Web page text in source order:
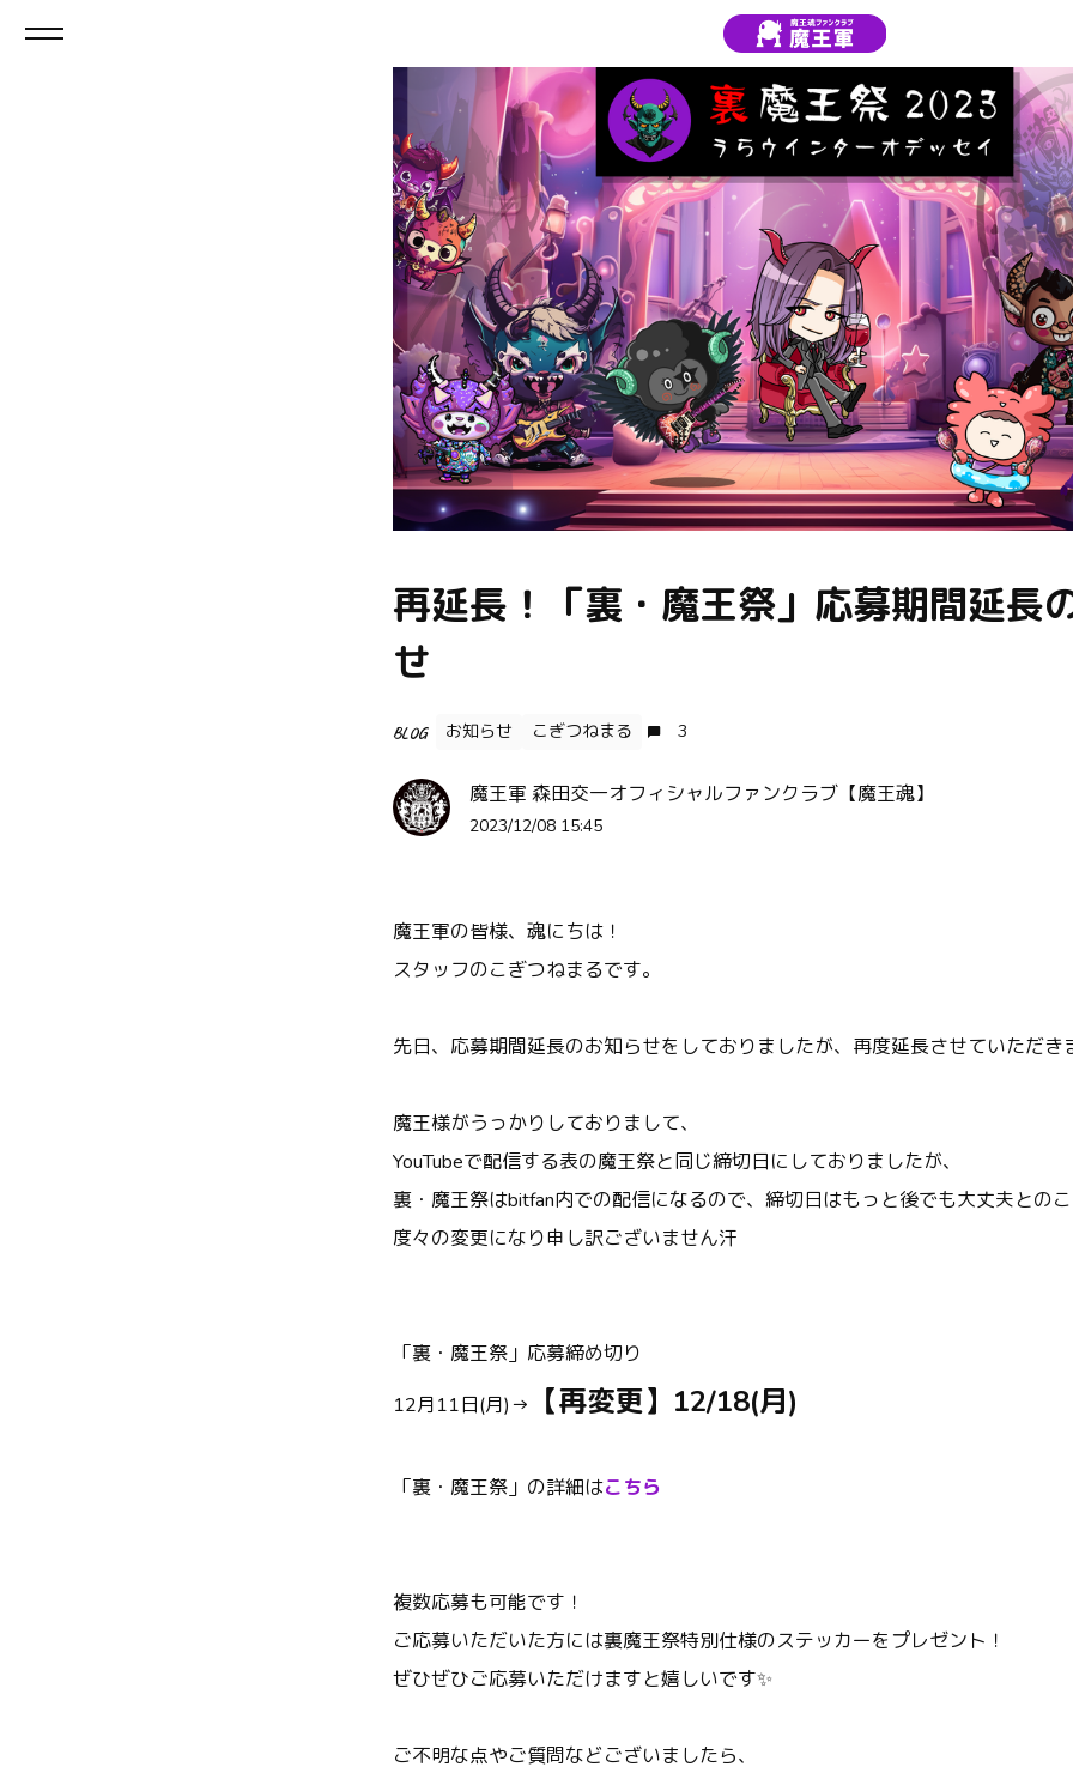
再延長！「裏・魔王祭」応募期間延長
せ
BLOG お知らせ こぎつねまる 3
魔王軍 森田交一オフィシャルファンクラブ【魔王魂】
2023/12/08 15:45
魔王軍の皆様、魂にちは！
スタッフのこぎつねまるです。
先日、応募期間延長のお知らせをしておりましたが、再度延長させていただき
魔王様がうっかりしておりまして、
YouTubeで配信する表の魔王祭と同じ締切日にしておりましたが、
裏・魔王祭はbitfan内での配信になるので、締切日はもっと後でも大丈夫との
度々の変更になり申し訳ございません汗
「裏・魔王祭」応募締め切り
12月11日(月)→
【再変更】12/18(月)
「裏・魔王祭」の詳細はこちら
複数応募も可能です！
ご応募いただいた方には裏魔王祭特別仕様のステッカーをプレゼント！
ぜひぜひご応募いただけますと嬉しいです✨
ご不明な点やご質問などございましたら、